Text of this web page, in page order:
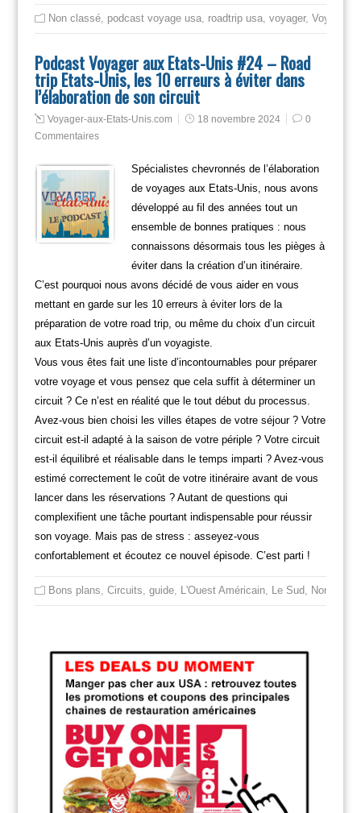
Non classé, podcast voyage usa, roadtrip usa, voyager, Voyager
Podcast Voyager aux Etats-Unis #24 – Road
trip Etats-Unis, les 10 erreurs à éviter dans
l’élaboration de son circuit
Voyager-aux-Etats-Unis.com 18 novembre 2024
0
Commentaires
Spécialistes chevronnés de l’élaboration
de voyages aux Etats-Unis, nous avons
développé au fil des années tout un
ensemble de bonnes pratiques : nous
connaissons désormais tous les pièges à
éviter dans la création d’un itinéraire.
C’est pourquoi nous avons décidé de vous aider en vous
mettant en garde sur les 10 erreurs à éviter lors de la
préparation de votre road trip, ou même du choix d’un circuit
aux Etats-Unis auprès d’un voyagiste.
Vous vous êtes fait une liste d’incontournables pour préparer
votre voyage et vous pensez que cela suffit à déterminer un
circuit ? Ce n’est en réalité que le tout début du processus.
Avez-vous bien choisi les villes étapes de votre séjour ? Votre
circuit est-il adapté à la saison de votre périple ? Votre circuit
est-il équilibré et réalisable dans le temps imparti ? Avez-vous
estimé correctement le coût de votre itinéraire avant de vous
lancer dans les réservations ? Autant de questions qui
complexifient une tâche pourtant indispensable pour réussir
son voyage. Mais pas de stress : asseyez-vous
confortablement et écoutez ce nouvel épisode. C’est parti !
Bons plans Circuits guide, L'Ouest Américain, Le Sud Non